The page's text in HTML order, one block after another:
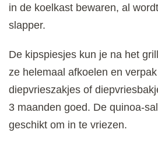
in de koelkast bewaren, al
slapper.
De kipspiesjes kun je na het
ze helemaal afkoelen en
diepvrieszakjes of
3 maanden goed. De quinoa-
geschikt om in te vriezen.